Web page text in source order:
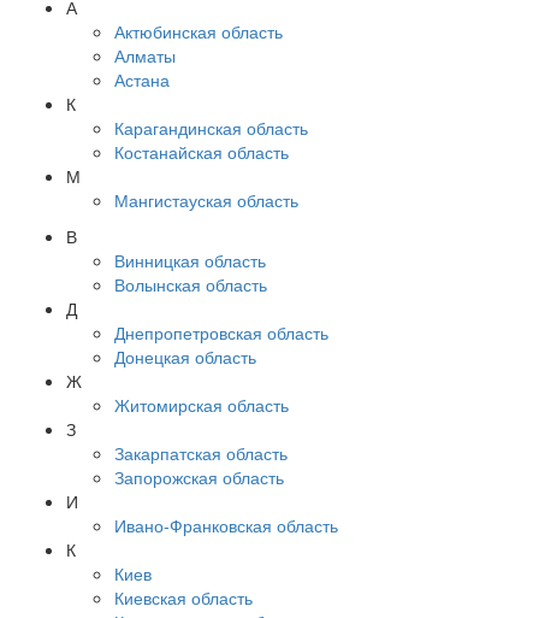
А
Актюбинская область
Алматы
Астана
К
Карагандинская область
Костанайская область
М
Мангистауская область
В
Винницкая область
Волынская область
Д
Днепропетровская область
Донецкая область
Ж
Житомирская область
З
Закарпатская область
Запорожская область
И
Ивано-Франковская область
К
Киев
Киевская область